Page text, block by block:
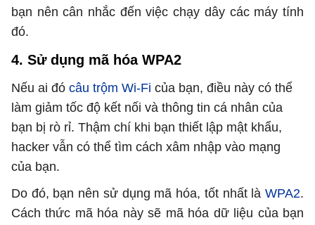
bạn nên cân nhắc đến việc chạy dây các máy tính
đó.
4. Sử dụng mã hóa WPA2
Nếu ai đó câu trộm Wi-Fi của bạn, điều này có thể
làm giảm tốc độ kết nối và thông tin cá nhân của
bạn bị rò rỉ. Thậm chí khi bạn thiết lập mật khẩu,
hacker vẫn có thể tìm cách xâm nhập vào mạng
của bạn.
Do đó, bạn nên sử dụng mã hóa, tốt nhất là WPA2.
Cách thức mã hóa này sẽ mã hóa dữ liệu của bạn